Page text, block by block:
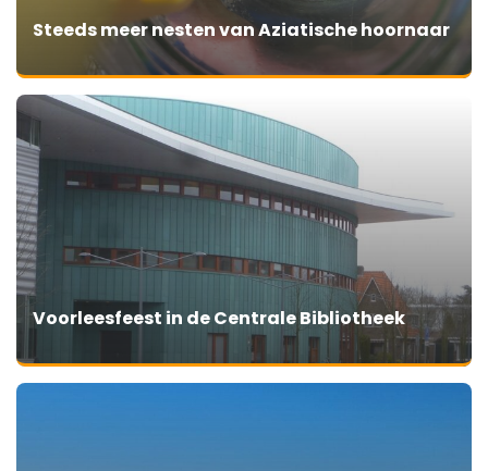
Steeds meer nesten van Aziatische hoornaar
Voorleesfeest in de Centrale Bibliotheek